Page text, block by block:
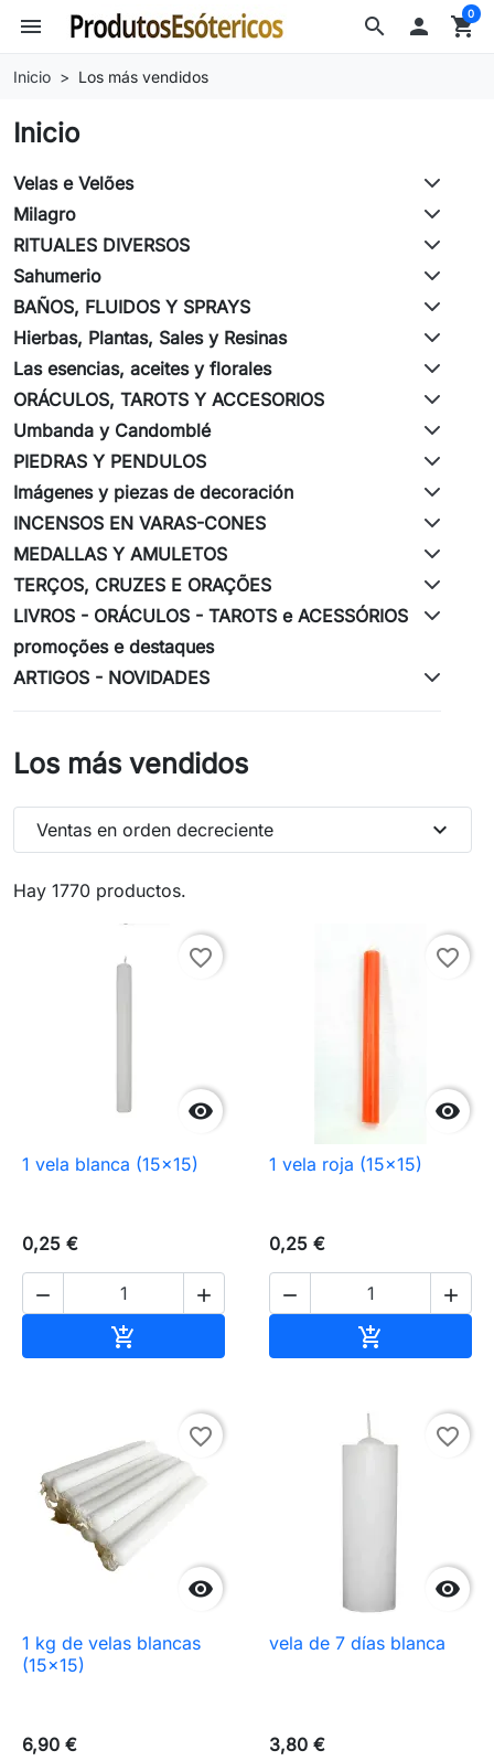
search
menu  shopping_cart
0
Inicio Los más vendidos
Inicio
Velas e Velões
Milagro
RITUALES DIVERSOS
Sahumerio
BAÑOS, FLUIDOS Y SPRAYS
Hierbas, Plantas, Sales y Resinas
Las esencias, aceites y florales
ORÁCULOS, TAROTS Y ACCESORIOS
Umbanda y Candomblé
PIEDRAS Y PENDULOS
Imágenes y piezas de decoración
INCENSOS EN VARAS-CONES
MEDALLAS Y AMULETOS
TERÇOS, CRUZES E ORAÇÕES
LIVROS - ORÁCULOS - TAROTS e ACESSÓRIOS
promoções e destaques
ARTIGOS - NOVIDADES
Los más vendidos
Hay 1770 productos.
Ventas en orden decreciente expand_more

favorite_border
1 vela blanca (15×15)
0,25 €
 


favorite_border
1 vela roja (15×15)
0,25 €
 


favorite_border
1 kg de velas blancas
(15×15)
6,90 €

favorite_border
vela de 7 días blanca
3,80 €